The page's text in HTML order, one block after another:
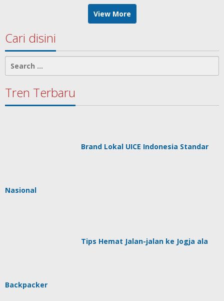
View More
Cari disini
for:
Tren Terbaru
Brand Lokal UICE Indonesia Standar
Nasional
Tips Hemat Jalan-jalan ke Jogja ala
Backpacker